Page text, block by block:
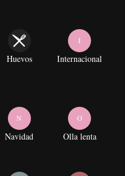
Huevos
I
Internacional
N
Navidad
O
Olla lenta